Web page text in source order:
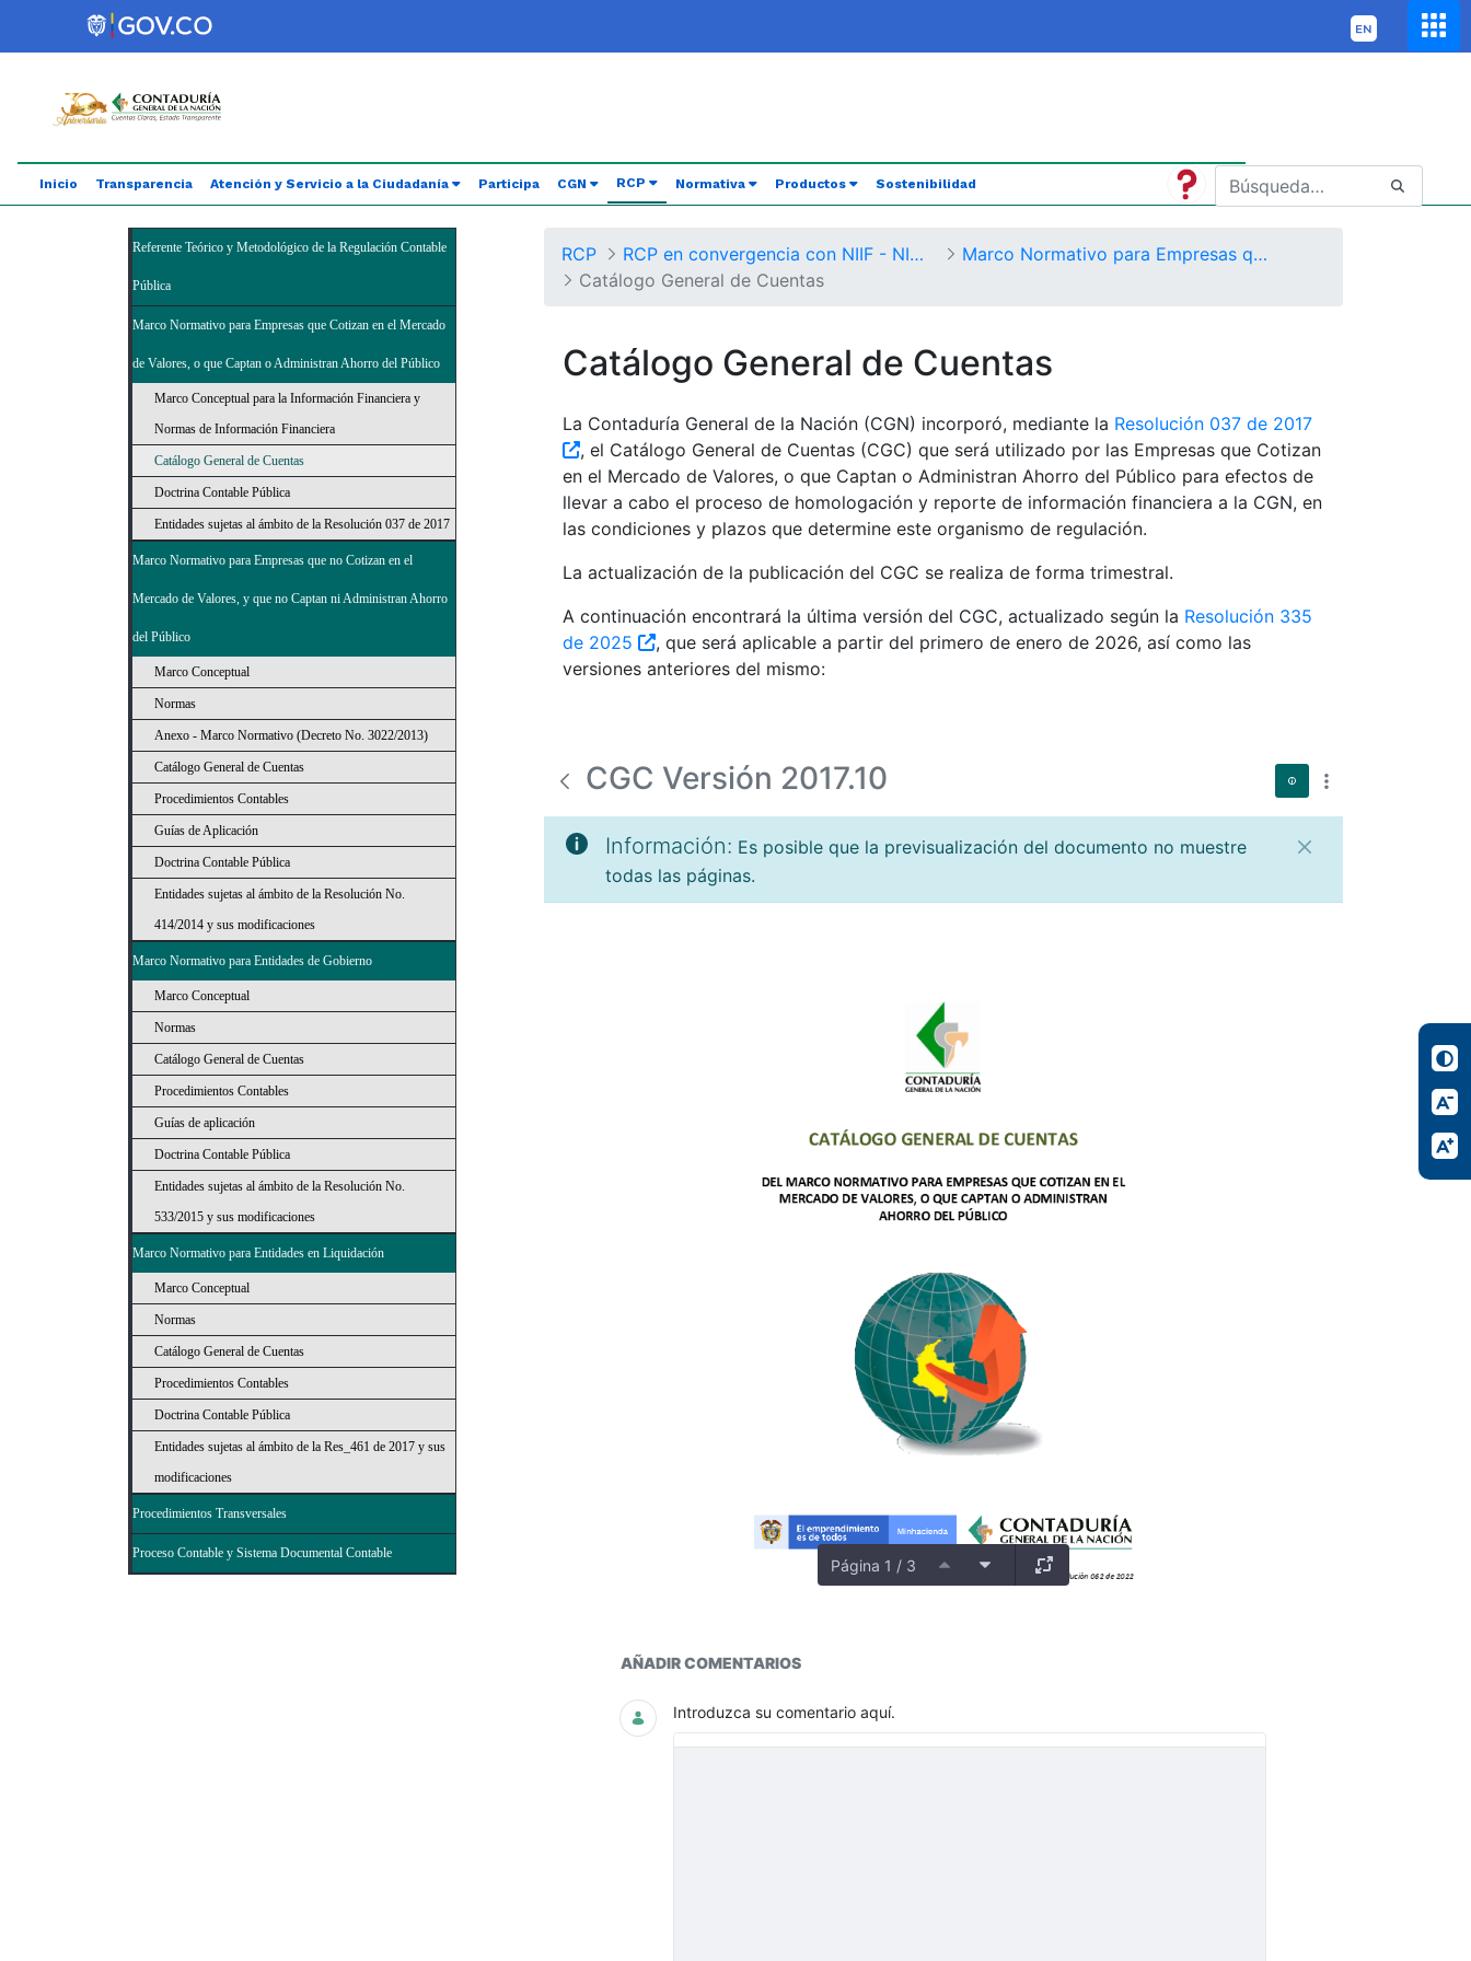
Saltar al contenido principal
Abrir menú de accesibilidad
Inicio Transparencia Atención y Servicio a la Ciudadanía Participa CGN RCP (current)
Normativa Productos Sostenibilidad
Referente Teórico y Metodológico de la Regulación Contable
Pública
Marco Normativo para Empresas que Cotizan en el Mercado
de Valores, o que Captan o Administran Ahorro del Público
Marco Conceptual para la Información Financiera y
Normas de Información Financiera
Catálogo General de Cuentas
Doctrina Contable Pública
Entidades sujetas al ámbito de la Resolución 037 de 2017
Marco Normativo para Empresas que no Cotizan en el
Mercado de Valores, y que no Captan ni Administran Ahorro
del Público
Marco Conceptual
Normas
Anexo - Marco Normativo (Decreto No. 3022/2013)
Catálogo General de Cuentas
Procedimientos Contables
Guías de Aplicación
Doctrina Contable Pública
Entidades sujetas al ámbito de la Resolución No.
414/2014 y sus modificaciones
Marco Normativo para Entidades de Gobierno
Marco Conceptual
Normas
Catálogo General de Cuentas
Procedimientos Contables
Guías de aplicación
Doctrina Contable Pública
Entidades sujetas al ámbito de la Resolución No.
533/2015 y sus modificaciones
Marco Normativo para Entidades en Liquidación
Marco Conceptual
Normas
Catálogo General de Cuentas
Procedimientos Contables
Doctrina Contable Pública
Entidades sujetas al ámbito de la Res_461 de 2017 y sus
modificaciones
Procedimientos Transversales
Proceso Contable y Sistema Documental Contable
RCP RCP en convergencia con NIIF - NICSP
Marco Normativo para Empresas que Cotizan en el Mercado de Valores, o que Captan o Administran Ahorro del Público
Catálogo General de Cuentas
Catálogo General de Cuentas
La Contaduría General de la Nación (CGN) incorporó, mediante la Resolución 037 de 2017
, el Catálogo General de Cuentas (CGC) que será utilizado por las Empresas que Cotizan
en el Mercado de Valores, o que Captan o Administran Ahorro del Público para efectos de
llevar a cabo el proceso de homologación y reporte de información financiera a la CGN, en
las condiciones y plazos que determine este organismo de regulación.
La actualización de la publicación del CGC se realiza de forma trimestral.
A continuación encontrará la última versión del CGC, actualizado según la Resolución 335
de 2025
, que será aplicable a partir del primero de enero de 2026, así como las
versiones anteriores del mismo:
CGC Versión 2017.10
Información: Es posible que la previsualización del documento no muestre
todas las páginas.
Página 1 / 3
Catálogo General de Cuentas
AÑADIR COMENTARIOS
Introduzca su comentario aquí.